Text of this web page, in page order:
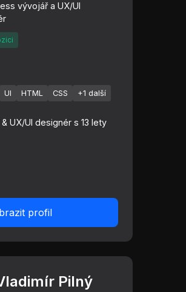
vývojář a UX/UI
UI HTML CSS +1 další
UX/UI designér s 13 lety
profil
Pilný